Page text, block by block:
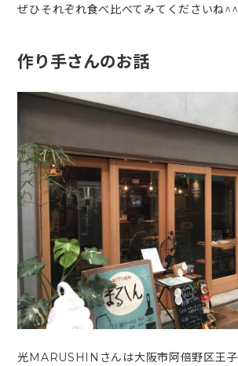
ぜひそれぞれ食べ比べてみてくださいね^^
作り手さんのお話
光MARUSHINさんは大阪市阿倍野区王